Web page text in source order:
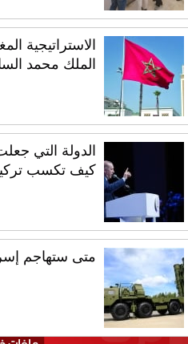
الاستراتيجية
الملك محمد
الدولة التي
كيف تكسب
متى ستهاجم